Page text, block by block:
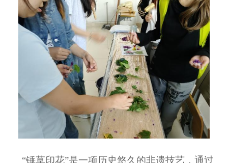
“锤草印花”是一项历史悠久的非遗技艺，通过